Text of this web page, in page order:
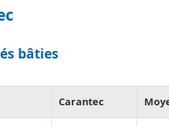
bâties
Carantec